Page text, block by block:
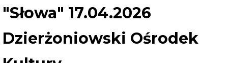
"Słowa" 17.04.2026
Dzierżoniowski Ośrodek